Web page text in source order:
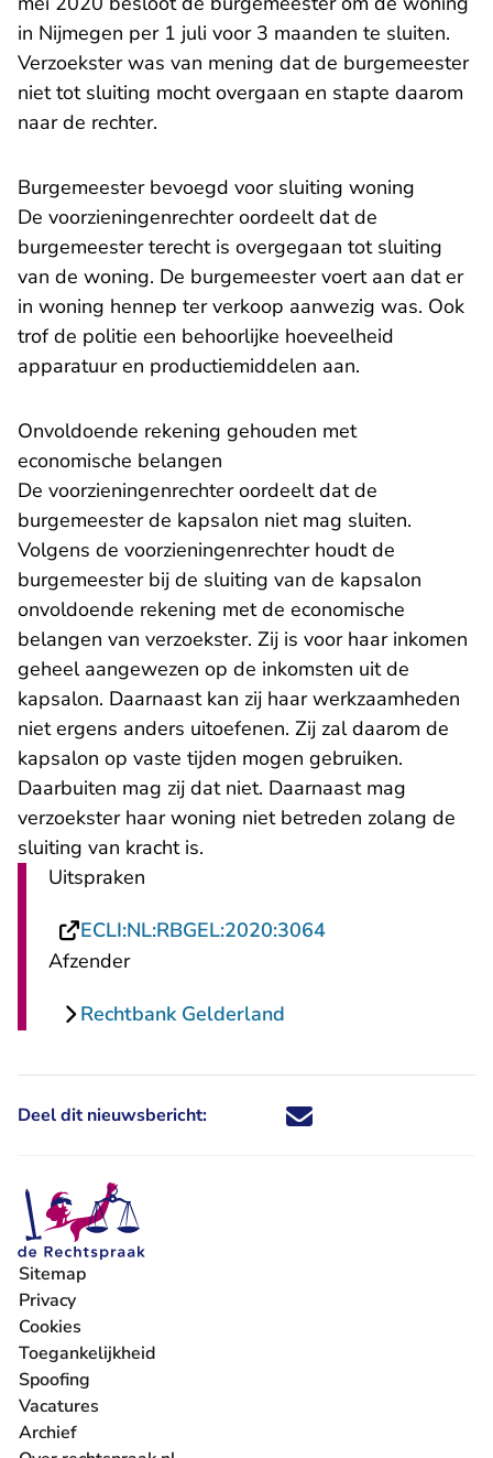
in Nijmegen per 1 juli voor 3 maanden te sluiten.
Verzoekster was van mening dat de burgemeester
niet tot sluiting mocht overgaan en stapte daarom
naar de rechter.
Burgemeester bevoegd voor sluiting woning
De voorzieningenrechter oordeelt dat de
burgemeester terecht is overgegaan tot sluiting
van de woning. De burgemeester voert aan dat er
in woning hennep ter verkoop aanwezig was. Ook
trof de politie een behoorlijke hoeveelheid
apparatuur en productiemiddelen aan.
Onvoldoende rekening gehouden met
economische belangen
De voorzieningenrechter oordeelt dat de
burgemeester de kapsalon niet mag sluiten.
Volgens de voorzieningenrechter houdt de
burgemeester bij de sluiting van de kapsalon
onvoldoende rekening met de economische
belangen van verzoekster. Zij is voor haar inkomen
geheel aangewezen op de inkomsten uit de
kapsalon. Daarnaast kan zij haar werkzaamheden
niet ergens anders uitoefenen. Zij zal daarom de
kapsalon op vaste tijden mogen gebruiken.
Daarbuiten mag zij dat niet. Daarnaast mag
verzoekster haar woning niet betreden zolang de
sluiting van kracht is.
Uitspraken
ECLI:NL:RBGEL:2020:3064- U verlaat
Afzender
Rechtbank Gelderland
Deel dit nieuwsbericht: Deel dit nieuwsbericht via X -
Deel dit nieuwsbericht via
Deel dit nieuwsbericht
Deel dit
Sitemap
Privacy
Cookies
Toegankelijkheid
Spoofing
Vacatures
- U verlaat Rechtspraak.nl
Archief